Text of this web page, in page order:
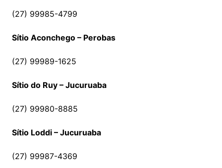
(27) 99985-4799
Sítio Aconchego – Perobas
(27) 99989-1625
Sítio do Ruy – Jucuruaba
(27) 99980-8885
Sítio Loddi – Jucuruaba
(27) 99987-4369